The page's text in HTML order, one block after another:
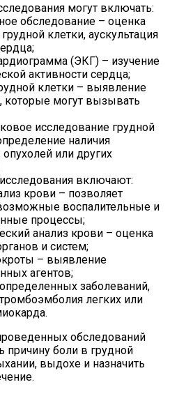
могут включать:
обследование – оценка
клетки, аускультация
(ЭКГ) – изучение
активности сердца;
клетки – выявление
которые могут вызывать
исследование грудной
наличия
или других
включают:
крови – позволяет
воспалительные и
процессы;
анализ крови – оценка
и систем;
– выявление
агентов;
заболеваний,
легких или
обследований
причину боли в грудной
выдохе и назначить